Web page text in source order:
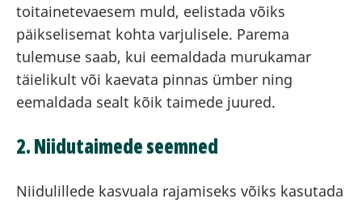
toitainetevaesem muld, eelistada võiks
päikselisemat kohta varjulisele. Parema
tulemuse saab, kui eemaldada murukamar
täielikult või kaevata pinnas ümber ning
eemaldada sealt kõik taimede juured.
2. Niidutaimede seemned
Niidulillede kasvuala rajamiseks võiks kasutada